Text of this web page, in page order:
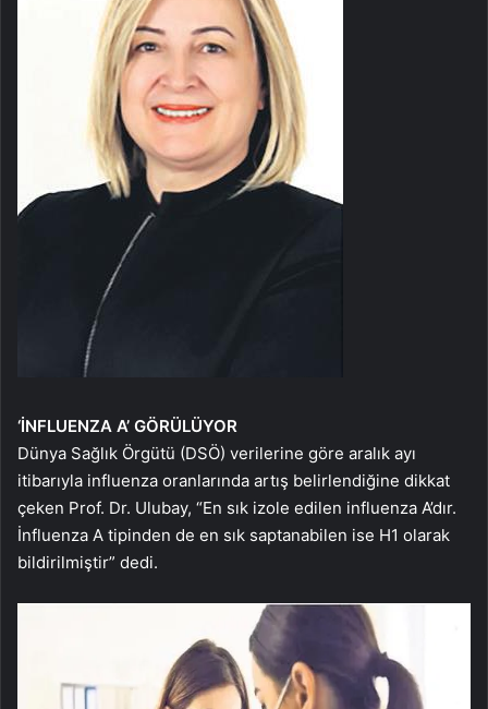
‘İNFLUENZA A’ GÖRÜLÜYOR
Dünya Sağlık Örgütü (DSÖ) verilerine göre aralık ayı
itibarıyla influenza oranlarında artış belirlendiğine dikkat
çeken Prof. Dr. Ulubay, “En sık izole edilen influenza A’dır.
İnfluenza A tipinden de en sık saptanabilen ise H1 olarak
bildirilmiştir” dedi.